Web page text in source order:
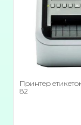
Принтер
82